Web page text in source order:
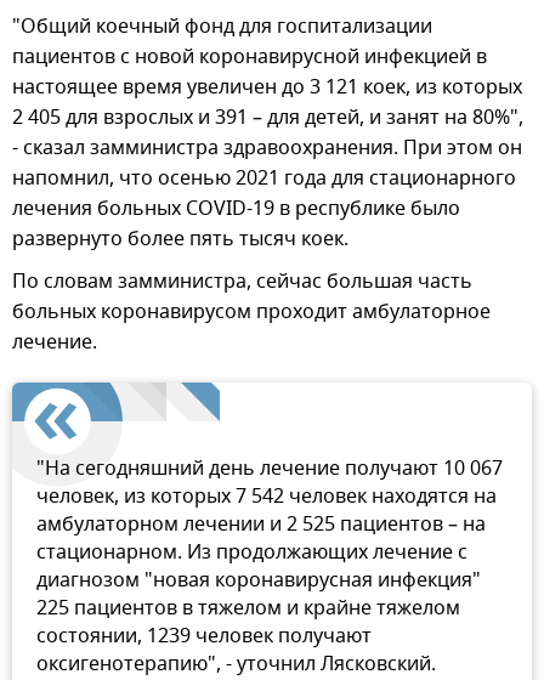
"Общий коечный фонд для госпитализации
пациентов с новой коронавирусной инфекцией в
настоящее время увеличен до 3 121 коек, из которых
2 405 для взрослых и 391 – для детей, и занят на 80%",
- сказал замминистра здравоохранения. При этом он
напомнил, что осенью 2021 года для стационарного
лечения больных COVID-19 в республике было
развернуто более пять тысяч коек.
По словам замминистра, сейчас большая часть
больных коронавирусом проходит амбулаторное
лечение.
"На сегодняшний день лечение получают 10 067
человек, из которых 7 542 человек находятся на
амбулаторном лечении и 2 525 пациентов – на
стационарном. Из продолжающих лечение с
диагнозом "новая коронавирусная инфекция"
225 пациентов в тяжелом и крайне тяжелом
состоянии, 1239 человек получают
оксигенотерапию", - уточнил Лясковский.